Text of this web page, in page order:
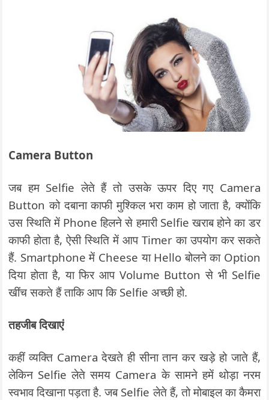
Camera Button
जब हम Selfie लेते हैं तो उसके ऊपर दिए गए Camera
Button को दबाना काफी मुश्किल भरा काम हो जाता है, क्योंकि
उस स्थिति में Phone हिलने से हमारी Selfie खराब होने का डर
काफी होता है, ऐसी स्थिति में आप Timer का उपयोग कर सकते
हैं. Smartphone में Cheese या Hello बोलने का Option
दिया होता है, या फिर आप Volume Button से भी Selfie
खींच सकते हैं ताकि आप कि Selfie अच्छी हो.
तहजीब दिखाएं
कहीं व्यक्ति Camera देखते ही सीना तान कर खड़े हो जाते हैं,
लेकिन Selfie लेते समय Camera के सामने हमें थोड़ा नरम
स्वभाव दिखाना पड़ता है. जब Selfie लेते हैं, तो मोबाइल का कैमरा